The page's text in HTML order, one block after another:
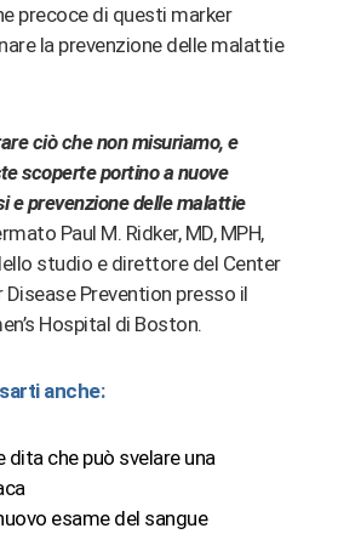
precoce di questi marker
la prevenzione delle malattie
ciò che non misuriamo, e
scoperte portino a nuove
e prevenzione delle malattie
Paul M. Ridker, MD, MPH,
studio e direttore del Center
Prevention presso il
Hospital di Boston.
anche:
dita che può svelare una
esame del sangue